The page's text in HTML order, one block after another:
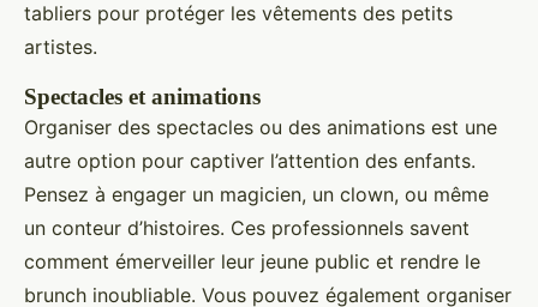
tabliers pour protéger les vêtements des petits
artistes.
Spectacles et animations
Organiser des spectacles ou des animations est une
autre option pour captiver l’attention des enfants.
Pensez à engager un magicien, un clown, ou même
un conteur d’histoires. Ces professionnels savent
comment émerveiller leur jeune public et rendre le
brunch inoubliable. Vous pouvez également organiser